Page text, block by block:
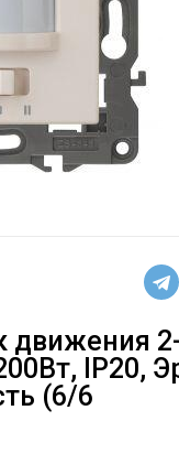
движения
IP20,
(6/6